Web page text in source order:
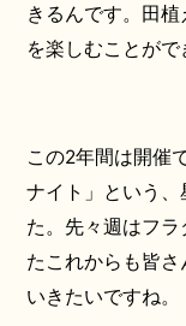
きるんです。田
を楽しむことがで
この2年間は開催
ナイト」という
た。先々週はフ
たこれからも皆
いきたいですね。